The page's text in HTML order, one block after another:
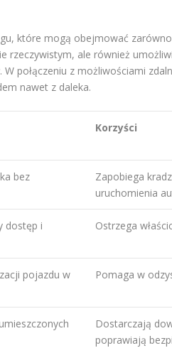
które mogą obejmować
rzeczywistym, ale również
połączeniu z możliwościami
nawet z daleka.
Korzyści
bez
Zapobiega
uruchomienia
dostęp i
Ostrzega
pojazdu w
Pomaga w
Dostarczają
poprawiają